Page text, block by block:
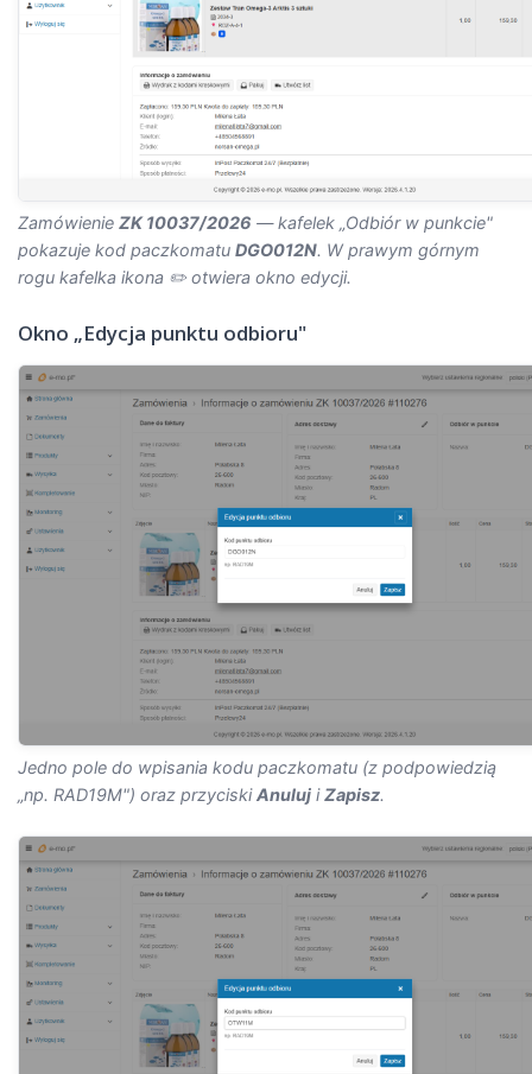
Zamówienie ZK 10037/2026 — kafelek „Odbiór w punkcie"
pokazuje kod paczkomatu DGO012N. W prawym górnym
rogu kafelka ikona ✏️ otwiera okno edycji.
Okno „Edycja punktu odbioru"
Jedno pole do wpisania kodu paczkomatu (z podpowiedzią
„np. RAD19M") oraz przyciskiAnuluj iZapisz.